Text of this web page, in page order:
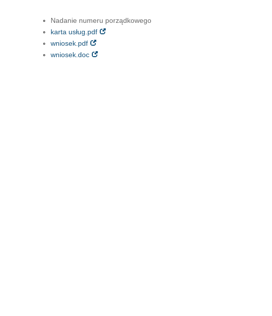
Nadanie numeru porządkowego
karta usług.pdf
wniosek.pdf
wniosek.doc